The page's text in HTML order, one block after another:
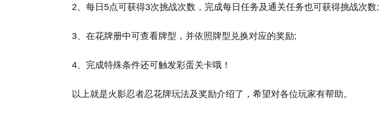
2、每日5点可获得3次挑战次数，完成每日任务及通关任务也可获得挑战次数;
3、在花牌册中可查看牌型，并依照牌型兑换对应的奖励;
4、完成特殊条件还可触发彩蛋关卡哦！
以上就是火影忍者忍花牌玩法及奖励介绍了，希望对各位玩家有帮助。